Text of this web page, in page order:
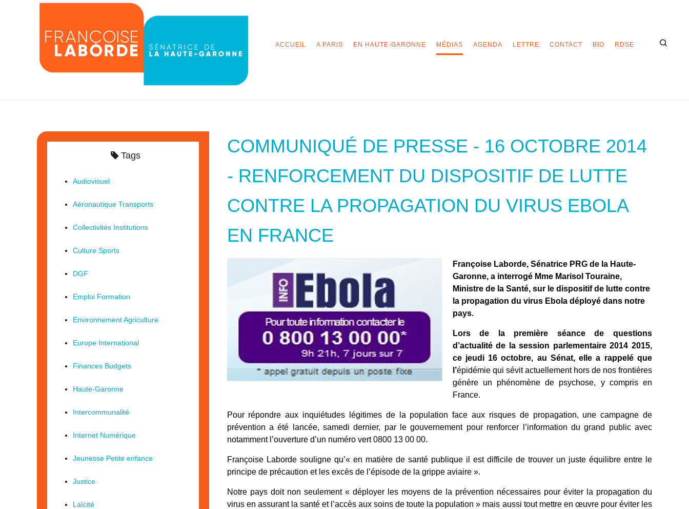
ACCUEIL A PARIS EN HAUTE-GARONNE MÉDIAS AGENDA LETTRE CONTACT BIO RDSE
COMMUNIQUÉ DE PRESSE - 16 OCTOBRE 2014
- RENFORCEMENT DU DISPOSITIF DE LUTTE
CONTRE LA PROPAGATION DU VIRUS EBOLA
EN FRANCE
Françoise Laborde, Sénatrice PRG de la Haute-
Garonne, a interrogé Mme Marisol Touraine,
Ministre de la Santé, sur le dispositif de lutte contre
la propagation du virus Ebola déployé dans notre
pays.
Lors de la première séance de questions
d’actualité de la session parlementaire 2014 2015,
ce jeudi 16 octobre, au Sénat, elle a rappelé que
l’épidémie qui sévit actuellement hors de nos frontières
génère un phénomène de psychose, y compris en
France.
Pour répondre aux inquiétudes légitimes de la population face aux risques de propagation, une campagne de
prévention a été lancée, samedi dernier, par le gouvernement pour renforcer l ’information du grand public avec
notamment l’ouverture d’un numéro vert 0800 13 00 00.
Françoise Laborde souligne qu’« en matière de santé publique il est difficile de trouver un juste équilibre entre le
principe de précaution et les excès de l’épisode de la grippe aviaire ».
Notre pays doit non seulement « déployer les moyens de la prévention nécessaires pour éviter la propagation du
virus en assurant la santé et l’accès aux soins de toute la population » mais aussi tout mettre en œuvre pour éviter les
Tags
Audiovisuel
Aéronautique Transports
Collectivités Institutions
Culture Sports
DGF
Emploi Formation
Environnement Agriculture
Europe International
Finances Budgets
Haute-Garonne
Intercommunalité
Internet Numérique
Jeunesse Petite enfance
Justice
Laïcité